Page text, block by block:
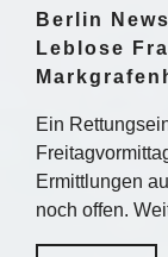
Berlin
Leblose
Ein
Ermittlungen
noch offen.